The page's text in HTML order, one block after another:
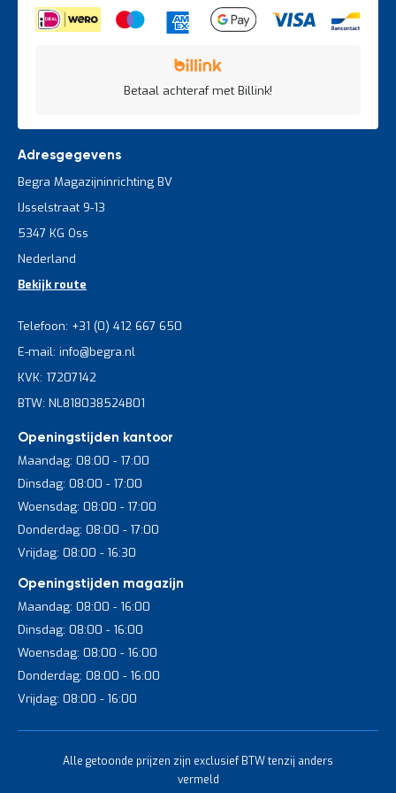
Betaal achteraf met Billink!
Adresgegevens
Begra Magazijninrichting BV
IJsselstraat 9-13
5347 KG Oss
Nederland
Bekijk route
Telefoon: +31 (0) 412 667 650
E-mail: info@begra.nl
KVK: 17207142
BTW: NL818038524B01
Openingstijden kantoor
Maandag: 08:00 - 17:00
Dinsdag: 08:00 - 17:00
Woensdag: 08:00 - 17:00
Donderdag: 08:00 - 17:00
Vrijdag: 08:00 - 16:30
Openingstijden magazijn
Maandag: 08:00 - 16:00
Dinsdag: 08:00 - 16:00
Woensdag: 08:00 - 16:00
Donderdag: 08:00 - 16:00
Vrijdag: 08:00 - 16:00
Alle getoonde prijzen zijn exclusief BTW tenzij anders
vermeld